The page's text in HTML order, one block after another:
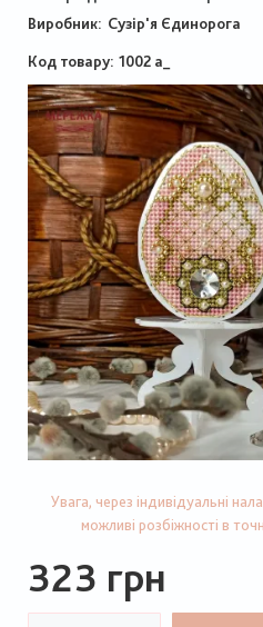
Виробник: Сузір'я Єдинорога
Код товару 1002 а_
Увага, через індивідуальні
можливі розбіжності в
323 грн